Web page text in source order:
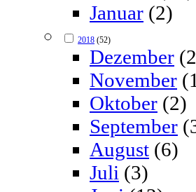
Januar (2)
2018 (52)
Dezember
November
Oktober (2)
September
August (6)
Juli (3)